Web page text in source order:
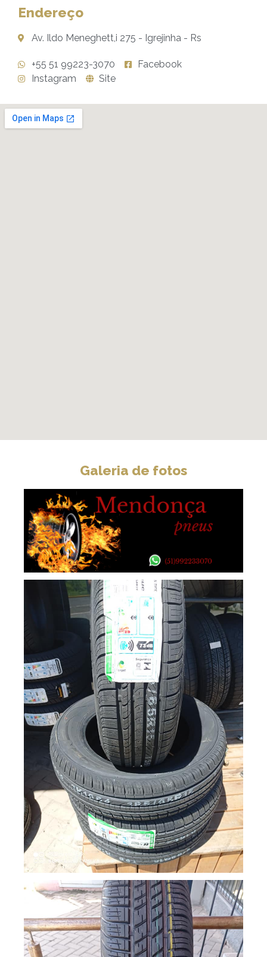
Endereço
Av. Ildo Meneghett,i 275 - Igrejinha - Rs
+55 51 99223-3070
Facebook
Instagram
Site
Galeria de fotos